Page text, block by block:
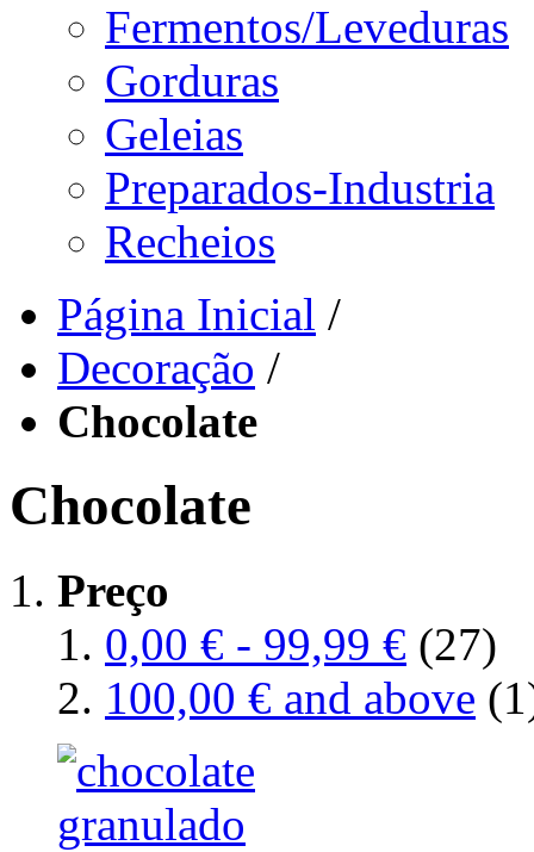
Fermentos/Leveduras
Gorduras
Geleias
Preparados-Industria
Recheios
Página Inicial /
Decoração /
Chocolate
Chocolate
Preço
0,00 € - 99,99 € (27)
100,00 € and above